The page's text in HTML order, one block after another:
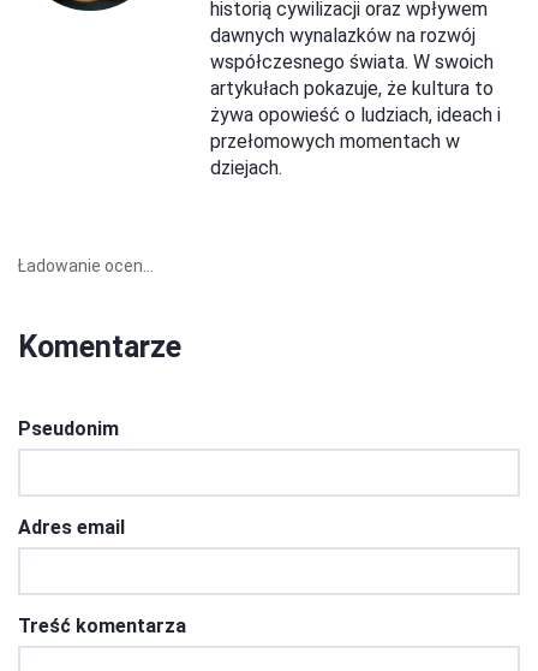
historią cywilizacji oraz wpływem
dawnych wynalazków na rozwój
współczesnego świata. W swoich
artykułach pokazuje, że kultura to
żywa opowieść o ludziach, ideach i
przełomowych momentach w
dziejach.
Ładowanie ocen...
Komentarze
Pseudonim
Adres email
Treść komentarza